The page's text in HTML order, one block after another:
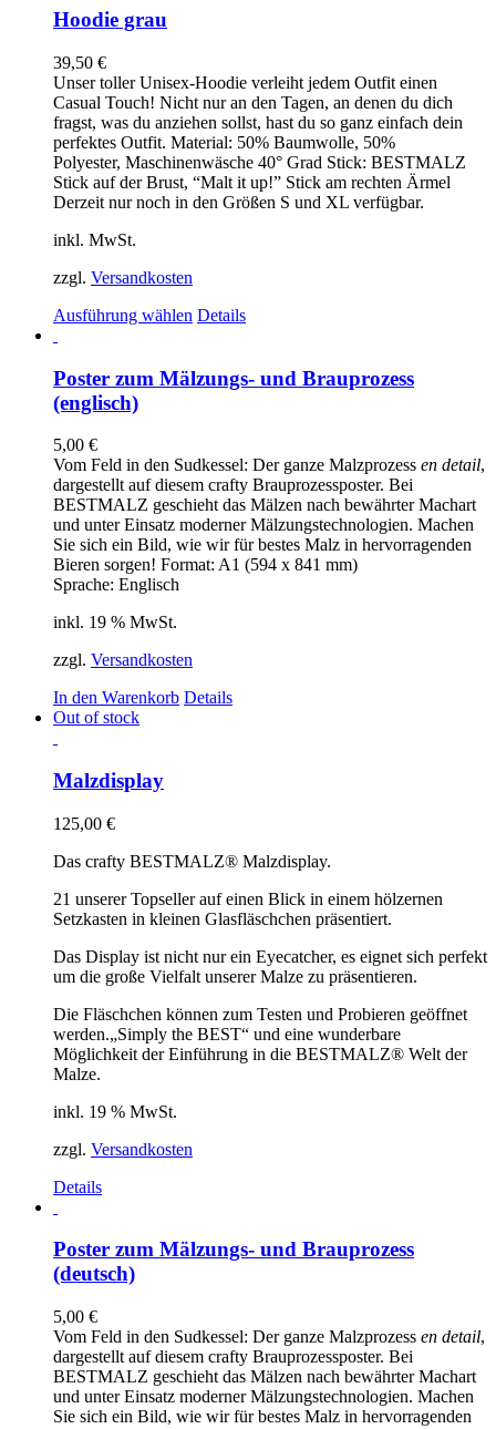
Die
Optionen
können
auf
der
Produktseite
gewählt
werden
Hoodie grau
39,50 €
Unser toller Unisex-Hoodie verleiht jedem Outfit einen
Casual Touch! Nicht nur an den Tagen, an denen du dich
fragst, was du anziehen sollst, hast du so ganz einfach dein
perfektes Outfit. Material: 50% Baumwolle, 50%
Polyester, Maschinenwäsche 40° Grad Stick: BESTMALZ
Stick auf der Brust, “Malt it up!” Stick am rechten Ärmel
Derzeit nur noch in den Größen S und XL verfügbar.
inkl. MwSt.
zzgl. Versandkosten
Ausführung wählen Dieses
mehrere
Varianten
können
auf
der
Produktseite
gewählt
werden
Details
Poster zum Mälzungs- und Brauprozess
(englisch)
5,00 €
Vom Feld in den Sudkessel: Der ganze Malzprozess en detail,
dargestellt auf diesem crafty Brauprozessposter. Bei
BESTMALZ geschieht das Mälzen nach bewährter Machart
und unter Einsatz moderner Mälzungstechnologien. Machen
Sie sich ein Bild, wie wir für bestes Malz in hervorragenden
Bieren sorgen! Format: A1 (594 x 841 mm)
Sprache: Englisch
inkl. 19 % MwSt.
zzgl. Versandkosten
In den Warenkorb Details
Out of stock
Malzdisplay
125,00 €
Das crafty BESTMALZ® Malzdisplay.
21 unserer Topseller auf einen Blick in einem hölzernen
Setzkasten in kleinen Glasfläschchen präsentiert.
Das Display ist nicht nur ein Eyecatcher, es eignet sich perfekt
um die große Vielfalt unserer Malze zu präsentieren.
Die Fläschchen können zum Testen und Probieren geöffnet
werden.„Simply the BEST“ und eine wunderbare
Möglichkeit der Einführung in die BESTMALZ® Welt der
Malze.
inkl. 19 % MwSt.
zzgl. Versandkosten
Details
Poster zum Mälzungs- und Brauprozess
(deutsch)
5,00 €
Vom Feld in den Sudkessel: Der ganze Malzprozess en detail,
dargestellt auf diesem crafty Brauprozessposter. Bei
BESTMALZ geschieht das Mälzen nach bewährter Machart
und unter Einsatz moderner Mälzungstechnologien. Machen
Sie sich ein Bild, wie wir für bestes Malz in hervorragenden